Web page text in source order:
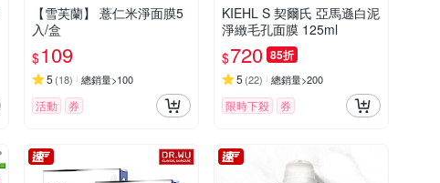
【雪芙蘭】 薏仁米淨面膜5
入/盒
$109
5 (18) 總銷量>100
活動 券
KIEHL S 契爾氏 亞馬遜白泥
淨緻毛孔面膜 125ml
$720 85折
5 (22) 總銷量>200
限時下殺 券